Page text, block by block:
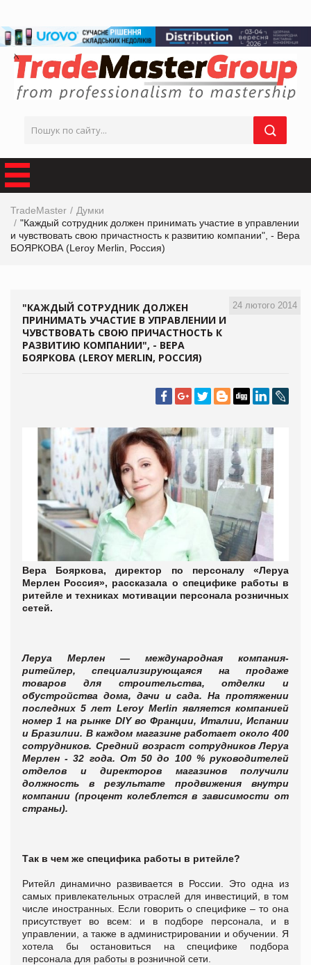
TradeMaster
Думки
"Каждый сотрудник должен принимать участие в управлении
и чувствовать свою причастность к развитию компании", - Вера
БОЯРКОВА (Leroy Merlin, Россия)
24 лютого 2014
"КАЖДЫЙ СОТРУДНИК ДОЛЖЕН
ПРИНИМАТЬ УЧАСТИЕ В УПРАВЛЕНИИ И
ЧУВСТВОВАТЬ СВОЮ ПРИЧАСТНОСТЬ К
РАЗВИТИЮ КОМПАНИИ", - ВЕРА
БОЯРКОВА (LEROY MERLIN, РОССИЯ)
Вера Бояркова, директор по персоналу «Леруа
Мерлен Россия», рассказала о специфике работы в
ритейле и техниках мотивации персонала розничных
сетей.
Леруа Мерлен — международная компания-
ритейлер, специализирующаяся на продаже
товаров для строительства, отделки и
обустройства дома, дачи и сада. На протяжении
последних 5 лет Leroy Merlin является компанией
номер 1 на рынке DIY во Франции, Италии, Испании
и Бразилии. В каждом магазине работает около 400
сотрудников. Средний возраст сотрудников Леруа
Мерлен - 32 года. От 50 до 100 % руководителей
отделов и директоров магазинов получили
должность в результате продвижения внутри
компании (процент колеблется в зависимости от
страны).
Так в чем же специфика работы в ритейле?
Ритейл динамично развивается в России. Это одна из
самых привлекательных отраслей для инвестиций, в том
числе иностранных. Если говорить о специфике – то она
присутствует во всем: и в подборе персонала, и в
управлении, а также в администрировании и обучении. Я
хотела бы остановиться на специфике подбора
персонала для работы в розничной сети.